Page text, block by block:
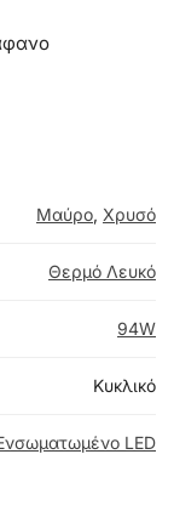
Μαύρο, Χρυσό
Θερμό Λευκό
94W
Κυκλικό
LED